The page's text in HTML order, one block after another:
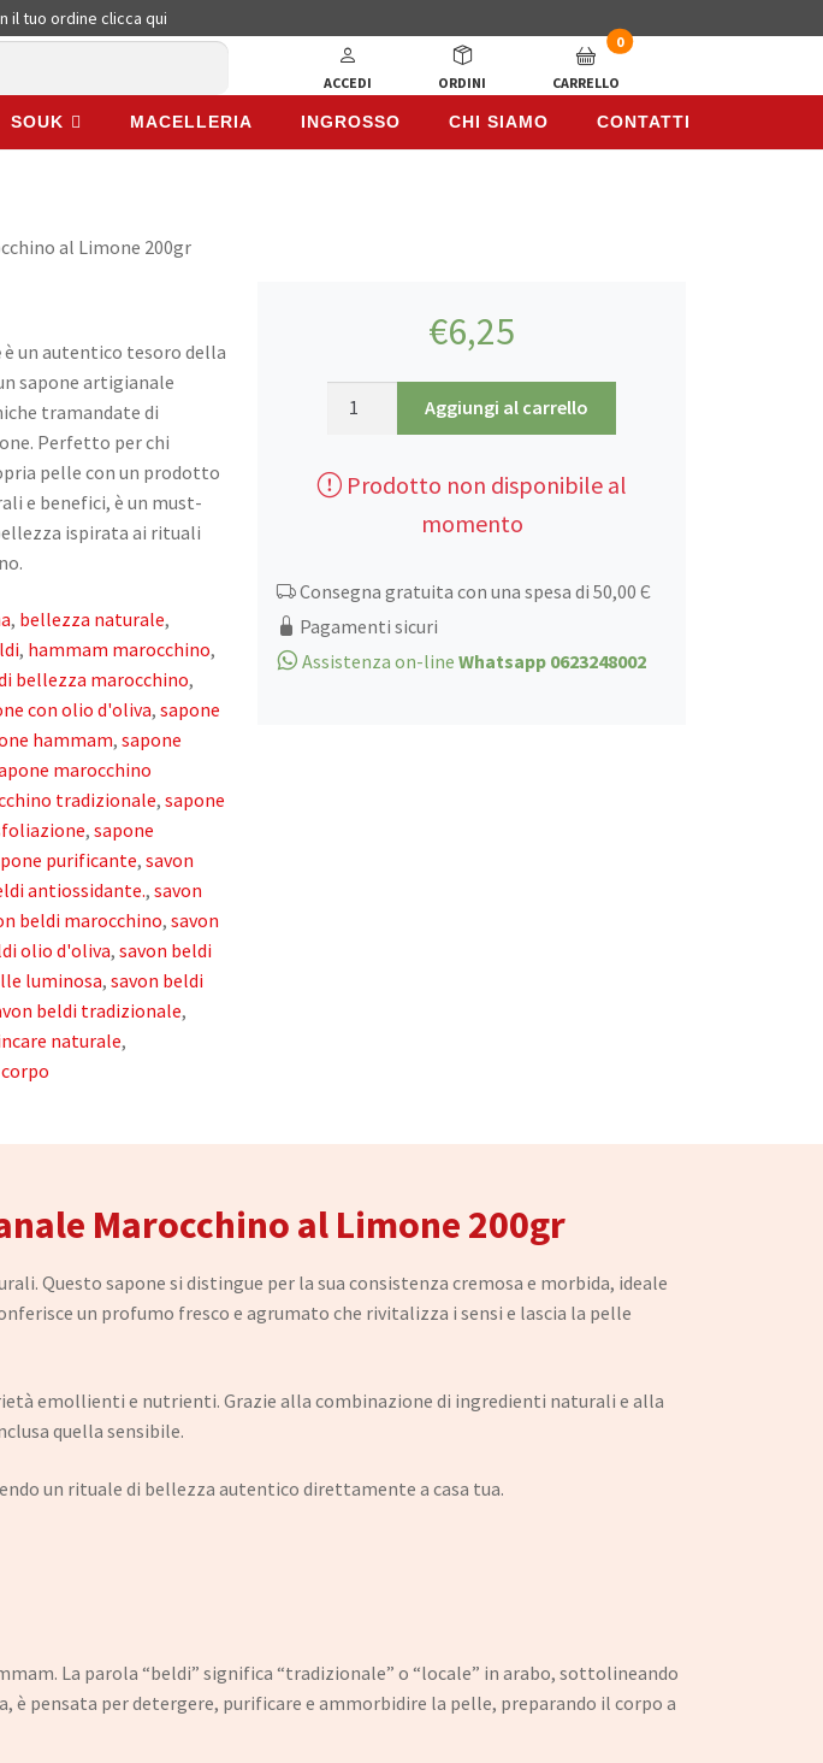
il tuo ordine clicca qui
ACCEDI ORDINI
0
CARRELLO
SOUK MACELLERIA INGROSSO CHI SIAMO CONTATTI
al Limone 200gr
€6,25
Artigianale
200gr
quantità
Aggiungi al carrello
Prodotto non disponibile al
momento
Consegna gratuita con una spesa di 50,00 Є
Pagamenti sicuri
Assistenza on-line Whatsapp 0623248002
è un autentico tesoro della
sapone artigianale
tramandate di
Perfetto per chi
pelle con un prodotto
e benefici, è un must-
ispirata ai rituali
, bellezza naturale,
, hammam marocchino,
bellezza marocchino,
con olio d'oliva, sapone
hammam, sapone
marocchino
tradizionale, sapone
, sapone
purificante, savon
antiossidante., savon
beldi marocchino, savon
olio d'oliva, savon beldi
luminosa, savon beldi
beldi tradizionale,
naturale,
Marocchino al Limone 200gr
Questo sapone si distingue per la sua consistenza cremosa e morbida, ideale
un profumo fresco e agrumato che rivitalizza i sensi e lascia la pelle
emollienti e nutrienti. Grazie alla combinazione di ingredienti naturali e alla
quella sensibile.
un rituale di bellezza autentico direttamente a casa tua.
La parola “beldi” significa “tradizionale” o “locale” in arabo, sottolineando
è pensata per detergere, purificare e ammorbidire la pelle, preparando il corpo a